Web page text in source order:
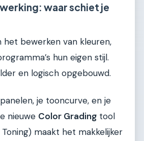
waar schiet je
het bewerken van kleuren,
hun eigen stijl.
en logisch opgebouwd.
je tooncurve, en je
nieuwe Color Grading tool
maakt het makkelijker